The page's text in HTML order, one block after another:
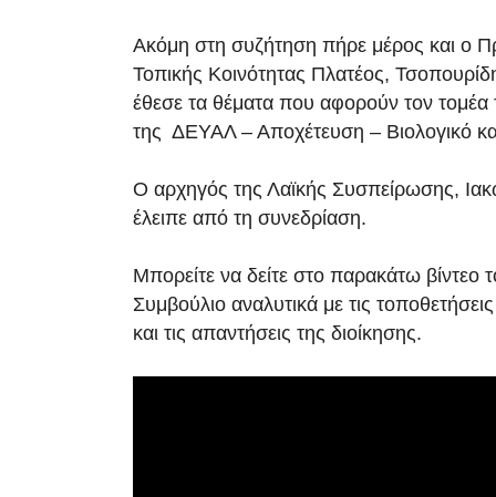
Ακόμη στη συζήτηση πήρε μέρος και ο
Τοπικής Κοινότητας Πλατέος,
έθεσε τα θέματα που αφορούν τον τομέα
της ΔΕΥΑΛ – Αποχέτευση – Βιολογικό
Ο αρχηγός της Λαϊκής Συσπείρωσης,
έλειπε από τη συνεδρίαση.
Μπορείτε να δείτε στο παρακάτω βίντεο
Συμβούλιο αναλυτικά με τις
και τις απαντήσεις της διοίκησης.